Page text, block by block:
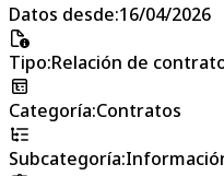
Datos desde:16/04/2026
Tipo:Relación de
Categoría:Contratos
Subcategoría: